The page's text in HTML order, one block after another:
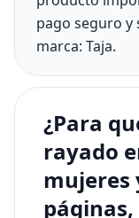
pago seguro y
marca: Taja.
¿Para
rayado
mujeres